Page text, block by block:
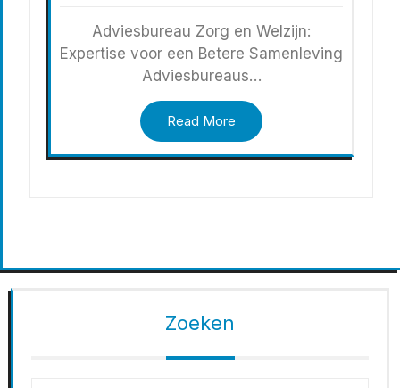
Adviesbureau Zorg en Welzijn:
Expertise voor een Betere Samenleving
Adviesbureaus…
Read More
Zoeken